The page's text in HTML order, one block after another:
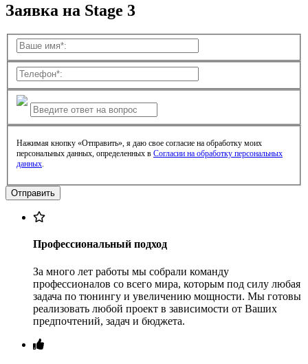
Заявка на Stage 3
Нажимая кнопку «Отправить», я даю свое согласие на обработку моих
персональных данных, определенных в Согласии на обработку персональных
данных.
Профессиональный подход
За много лет работы мы собрали команду
профессионалов со всего мира, которым под силу любая
задача по тюнингу и увеличению мощности. Мы готовы
реализовать любой проект в зависимости от Ваших
предпочтений, задач и бюджета.